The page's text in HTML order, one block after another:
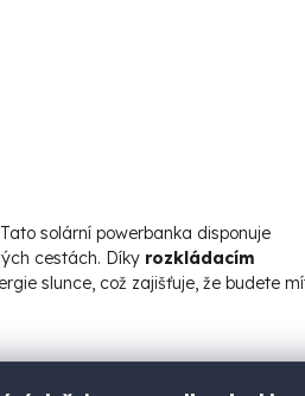
solární powerbanka disponuje
cestách. Díky rozkládacím
slunce, což zajišťuje, že budete